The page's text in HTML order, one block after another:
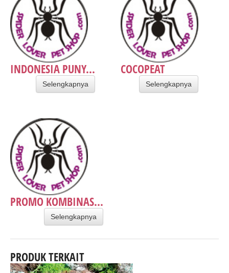
INDONESIA PUNY...
Selengkapnya
COCOPEAT
Selengkapnya
PROMO KOMBINAS...
Selengkapnya
PRODUK TERKAIT